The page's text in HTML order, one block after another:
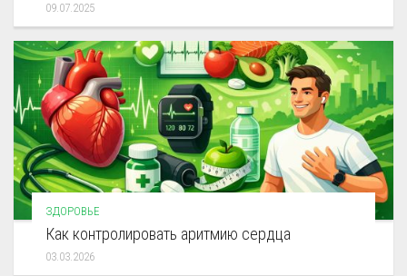
09.07.2025
ЗДОРОВЬЕ
Как контролировать аритмию сердца
03.03.2026